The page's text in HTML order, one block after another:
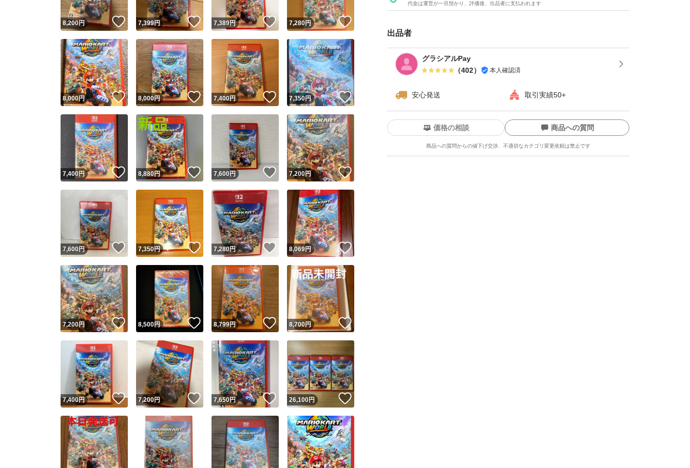
代金は運営が一旦預かり、評価後、出品者に支払われます
出品者
グラシアルPay
（402） 本人確認済
安心発送 取引実績50+
ユーザーの実績について
Yahoo!フリマが定めた一定の基準を満たしたユーザーにバッジを付与しています
安心取引出品者
安心取引出品者 Yahoo!フリマの基準をクリアした安心・安全なユーザーです
取引実績
取引実績◯+ このユーザーはYahoo!フリマの取引を完了させた実績があります
他フリマ実績◯+ このユーザーは他フリマサービスでの取引実績があります
スピード&安心発送
※このバッジは実績に基づく表示であり、発送を保証しているものではありません
スピード＆安心発送
このユーザーは高頻度で24時間以内＆設定した発送日数内に発送してい
ます
スピード発送 このユーザーは高頻度で24時間以内に発送しています
安心発送 このユーザーは設定した発送日数内に発送しています
価格の相談 商品への質問
商品への質問からの値下げ交渉、不適切なカテゴリ変更依頼は禁止です
この商品の情報をコピーします
商品画像の無断転載は禁止されています
コピーは1商品につき1回です
出品ページへ
8,200円 いいね！
7,399円 いいね！
7,389円 いいね！
7,280円
8,000円 いいね！
8,000円 いいね！
7,400円 いいね！
7,350円 いいね！
7,400円 いいね！
8,880円 いいね！
7,600円 いいね！
7,200円
7,600円 いいね！
7,350円 いいね！
7,280円 いいね！
8,069円 いいね！
7,200円 いいね！
8,500円 いいね！
8,799円 いいね！
8,700円 いいね！
7,400円 いいね！
7,200円 いいね！
7,650円 いいね！
26,100円